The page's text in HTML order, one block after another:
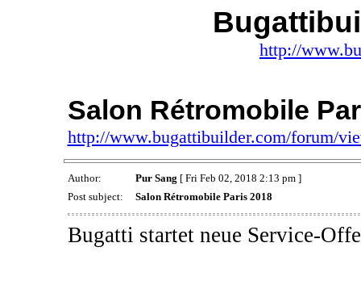
http://
Salon Rétromobile
http://www.bugattibuilder.com/forum/
Author: Pur Sang [ Fri Feb 02, 2018 2:13 pm ]
Post subject:
Salon Rétromobile Paris 2018
Bugatti startet neue Service-